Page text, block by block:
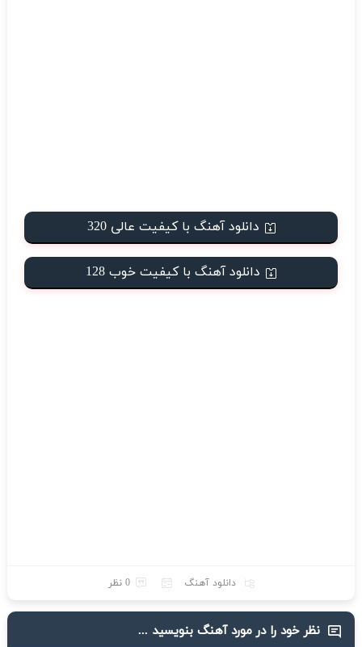
دانلود آهنگ با کیفیت عالی 320
دانلود آهنگ با کیفیت خوب 128
دانلود آهنگ 0 نظر
نظر خود را در مورد آهنگ بنویسید ...